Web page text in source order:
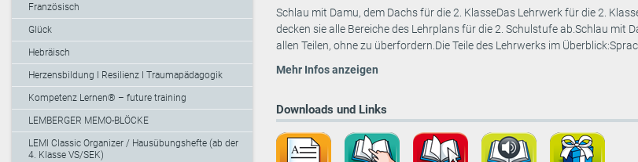
Französisch
Glück
Hebräisch
Herzensbildung I Resilienz I Traumapädagogik
Kompetenz Lernen® – future training
LEMBERGER MEMO-BLÖCKE
LEMI Classic Organizer / Hausübungshefte (ab der
4. Klasse VS/SEK)
Schlau mit Damu, dem Dachs für die 2. KlasseDas Lehrwerk für die 2.
decken sie alle Bereiche des Lehrplans für die 2. Schulstufe ab.Schlau mit
allen Teilen, ohne zu überfordern.Die Teile des Lehrwerks im
Mehr Infos anzeigen
Downloads und Links